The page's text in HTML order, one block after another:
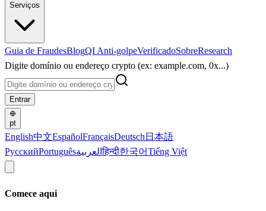
Serviços
Guia de FraudesBlogQI Anti-golpeVerificadoSobreResearch
Digite domínio ou endereço crypto (ex: example.com, 0x...)
Entrar
pt
English中文EspañolFrançaisDeutsch 日本語
РусскийPortuguêsالعربيةहिन्दी한국어Tiếng Việt
Comece aqui